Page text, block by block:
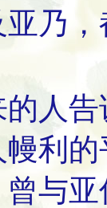
乃
人
利
曾与